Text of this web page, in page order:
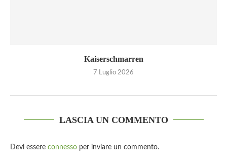
Kaiserschmarren
7 Luglio 2026
LASCIA UN COMMENTO
Devi essere connesso per inviare un commento.